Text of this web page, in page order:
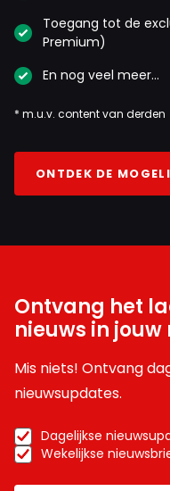
Toegang tot de
Premium)
En nog veel meer…
* m.u.v. content van derden
ONTDEK DE
Ontvang het
nieuws in
Mis niets! Ontvang
nieuwsupdates.
Dagelijkse
Wekelijkse